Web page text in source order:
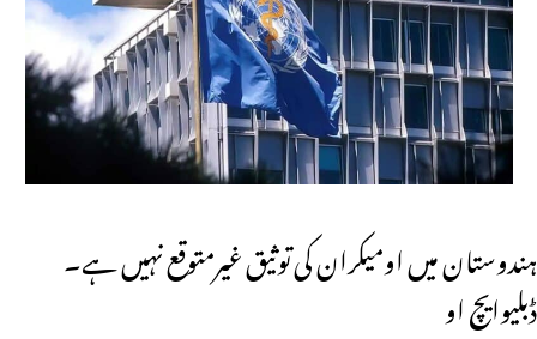
ہندوستان میں اومیکران کی توثیق غیرمتوقع نہیں ہے۔
ڈبلیوایچ او